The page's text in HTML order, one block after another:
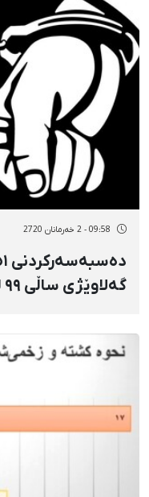
09:58 - 2 خەرمانان 2720
گەلاوێژی ساڵی ٩٩ لە کوردستانی ئێران